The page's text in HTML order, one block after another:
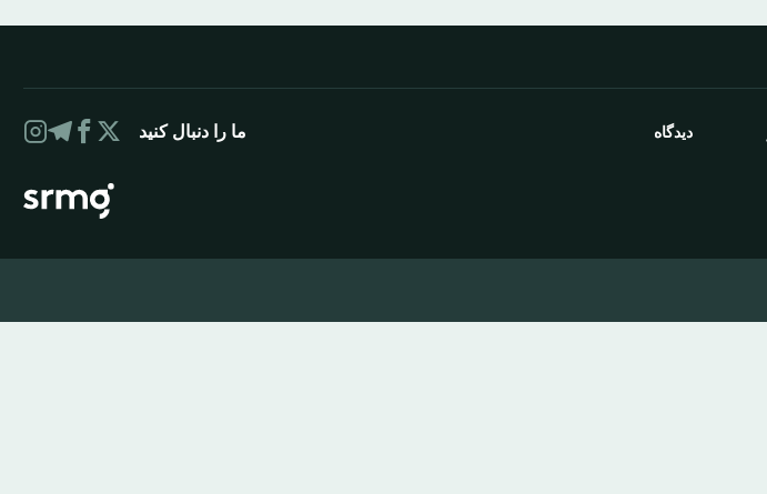
دیدگاه ما را دنبال کنید